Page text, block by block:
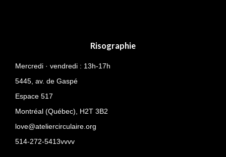
Risographie
Mercredi · vendredi : 13h-17h
5445, av. de Gaspé
Espace 517
Montréal (Québec), H2T 3B2
love@ateliercirculaire.org
514-272-5413vvvv